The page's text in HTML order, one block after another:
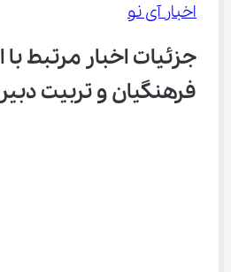
اخبار آی نو
جزئیات اخبار مرتبط
فرهنگیان و تربیت دبیر